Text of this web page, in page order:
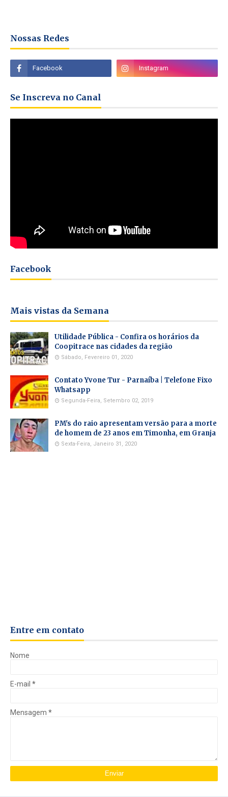
Nossas Redes
Se Inscreva no Canal
Facebook
Mais vistas da Semana
Utilidade Pública - Confira os horários da
Coopitrace nas cidades da região
Sábado, Fevereiro 01, 2020
Contato Yvone Tur - Parnaíba | Telefone Fixo
Whatsapp
Segunda-Feira, Setembro 02, 2019
PM's do raio apresentam versão para a morte
de homem de 23 anos em Timonha, em Granja
Sexta-Feira, Janeiro 31, 2020
Entre em contato
Nome
E-mail *
Mensagem *